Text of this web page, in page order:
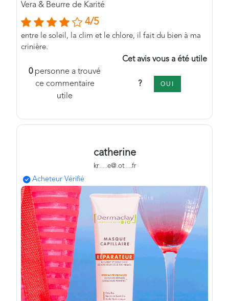
Vera & Beurre de Karité
4/5
entre le soleil, la clim et le chlore, il fait du bien à ma
crinière.
0personne a trouvé
ce commentaire
utile
Cet avis vous a été utile
? OUI
catherine
kr......e@.ot.....fr
Acheteur Vérifié